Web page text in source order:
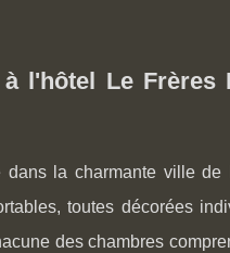
l'hôtel Le
la charmante ville
toutes décorées
des chambres